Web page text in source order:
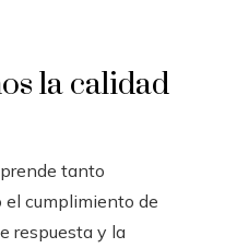
la calidad
tanto
cumplimiento de
respuesta y la